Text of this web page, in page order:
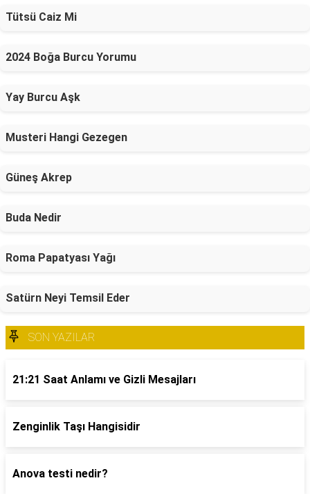
Tütsü Caiz Mi
2024 Boğa Burcu Yorumu
Yay Burcu Aşk
Musteri Hangi Gezegen
Güneş Akrep
Buda Nedir
Roma Papatyası Yağı
Satürn Neyi Temsil Eder
SON YAZILAR
21:21 Saat Anlamı ve Gizli Mesajları
Zenginlik Taşı Hangisidir
Anova testi nedir?